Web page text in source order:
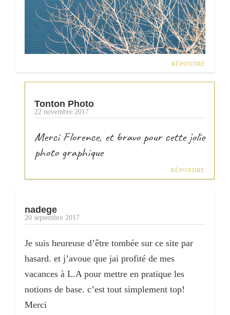
RÉPONDRE
Tonton Photo
22 novembre 2017
Merci Florence, et bravo pour cette jolie
photo graphique
RÉPONDRE
nadege
20 septembre 2017
Je suis heureuse d’être tombée sur ce site par
hasard. et j’avoue que jai profité de mes
vacances à L.A pour mettre en pratique les
notions de base. c’est tout simplement top!
Merci